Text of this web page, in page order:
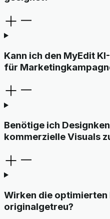
Kann ich den MyEdit
für
Benötige ich
kommerzielle Visuals
Wirken die
originalgetreu?